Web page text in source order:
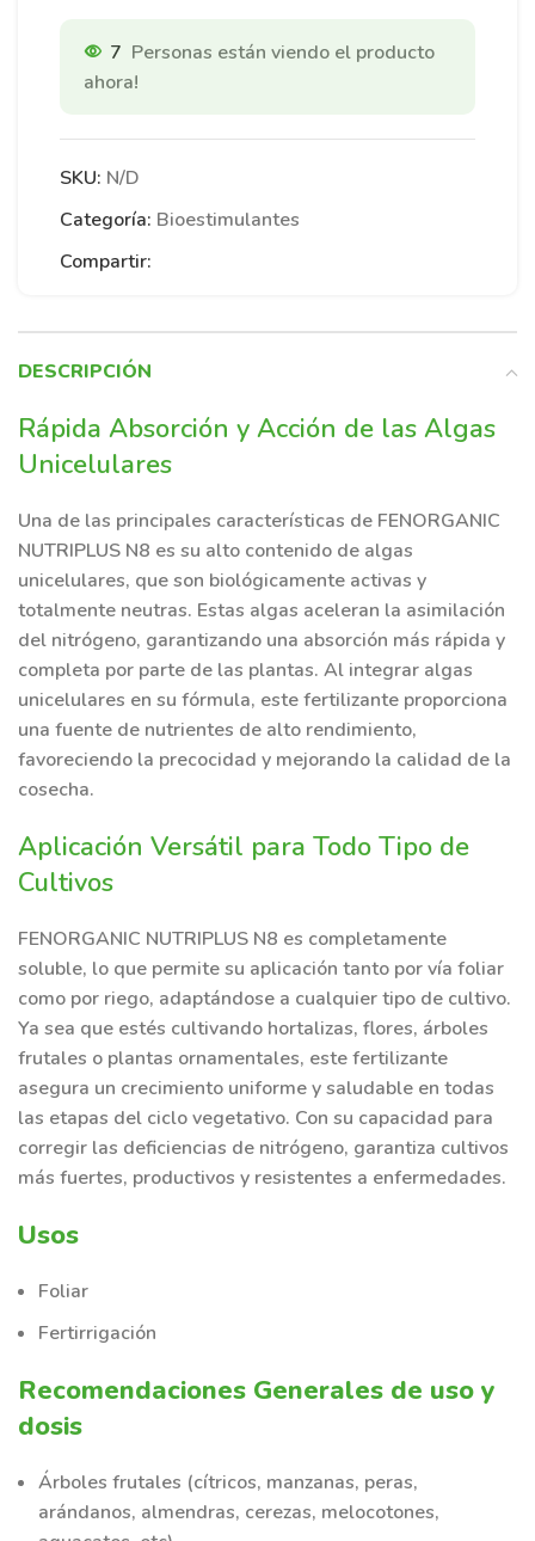
7 Personas están viendo el producto
ahora!
SKU: N/D
Categoría: Bioestimulantes
Compartir:
DESCRIPCIÓN
Rápida Absorción y Acción de las Algas
Unicelulares
Una de las principales características de FENORGANIC
NUTRIPLUS N8 es su alto contenido de algas
unicelulares, que son biológicamente activas y
totalmente neutras. Estas algas aceleran la asimilación
del nitrógeno, garantizando una absorción más rápida y
completa por parte de las plantas. Al integrar algas
unicelulares en su fórmula, este fertilizante proporciona
una fuente de nutrientes de alto rendimiento,
favoreciendo la precocidad y mejorando la calidad de la
cosecha.
Aplicación Versátil para Todo Tipo de
Cultivos
FENORGANIC NUTRIPLUS N8 es completamente
soluble, lo que permite su aplicación tanto por vía foliar
como por riego, adaptándose a cualquier tipo de cultivo.
Ya sea que estés cultivando hortalizas, flores, árboles
frutales o plantas ornamentales, este fertilizante
asegura un crecimiento uniforme y saludable en todas
las etapas del ciclo vegetativo. Con su capacidad para
corregir las deficiencias de nitrógeno, garantiza cultivos
más fuertes, productivos y resistentes a enfermedades.
Usos
Foliar
Fertirrigación
Recomendaciones Generales de uso y
dosis
Árboles frutales (cítricos, manzanas, peras,
arándanos, almendras, cerezas, melocotones,